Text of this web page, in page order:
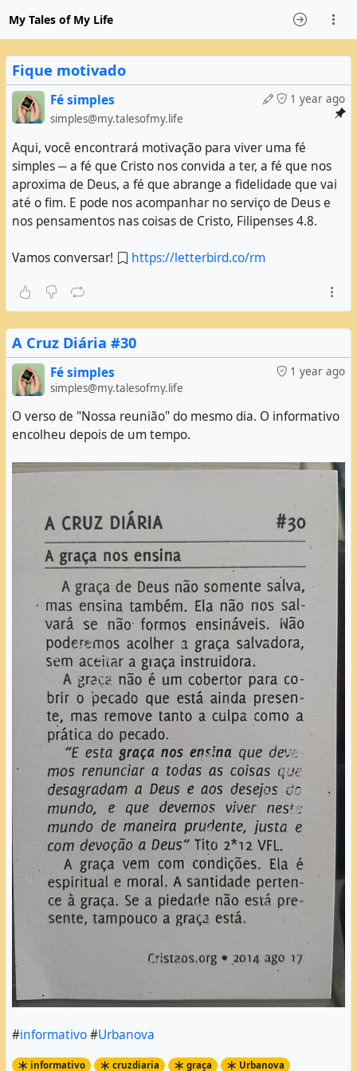
My Tales of My Life
Fique motivado
1 year ago
Fé simples
simples@my.talesofmy.life
Aqui, você encontrará motivação para viver uma fé
simples ─ a fé que Cristo nos convida a ter, a fé que nos
aproxima de Deus, a fé que abrange a fidelidade que vai
até o fim. E pode nos acompanhar no serviço de Deus e
nos pensamentos nas coisas de Cristo, Filipenses 4.8.
Vamos conversar! https://letterbird.co/rm
A Cruz Diária #30
1 year ago
Fé simples
simples@my.talesofmy.life
O verso de "Nossa reunião" do mesmo dia. O informativo
encolheu depois de um tempo.
#informativo#Urbanova
informativo cruzdiaria graça Urbanova